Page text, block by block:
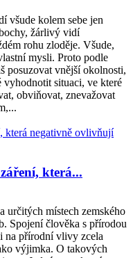
všude kolem sebe jen
žárlivý vidí
rohu zloděje. Všude,
mysli. Proto podle
posuzovat vnější okolnosti,
vyhodnotit situaci, ve které
obviňovat, znevažovat
která...
určitých místech zemského
Spojení člověka s přírodou
na přírodní vlivy zcela
výjimka. O takových